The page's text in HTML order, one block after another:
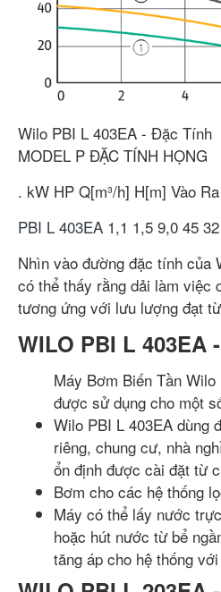
Wilo PBI L 403EA - Đặc Tính
MODEL P ĐẶC TÍNH HỌNG
. kW HP Q[m³/h] H[m] Vào Ra
PBI L 403EA 1,1 1,5 9,0 45 32
Nhìn vào đường đặc tính của
có thể thấy rằng dải làm việc
tương ứng với lưu lượng đạt
WILO PBI L 403EA
Máy Bơm Biến Tần
được sử dụng cho một
Wilo PBI L 403EA dùng
riêng, chung cư, nhà
ổn định được cài đặt từ
Bơm cho các hệ thống
Máy có thể lấy nước
hoặc hút nước từ bể
tăng áp cho hệ thống